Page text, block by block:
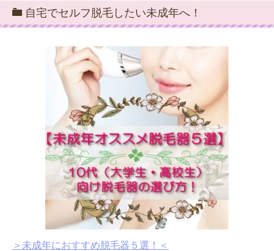
自宅でセルフ脱毛したい未成年へ！
＞未成年におすすめ脱毛器５選！＜